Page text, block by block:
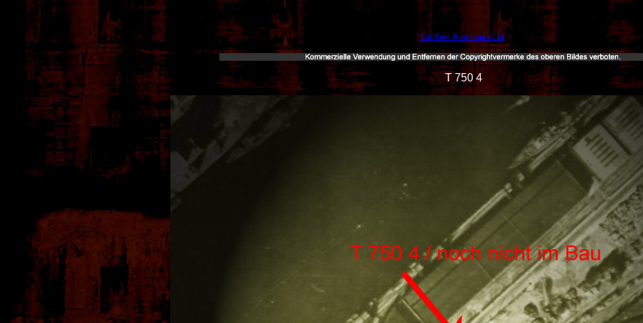
Größere Kartenansicht
T 750 4